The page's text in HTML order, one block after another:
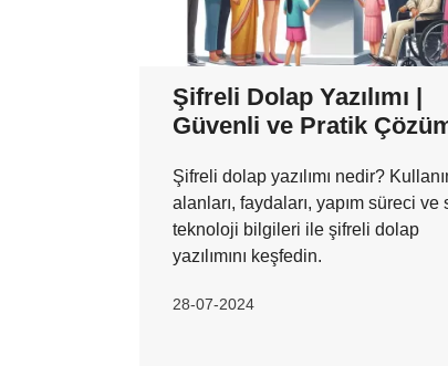
Şifreli Dolap Yazılımı |
Güvenli ve Pratik
Şifreli dolap yazılımı nedir?
alanları, faydaları, yapım süreci ve
teknoloji bilgileri ile şifreli dolap
yazılımını keşfedin.
28-07-2024